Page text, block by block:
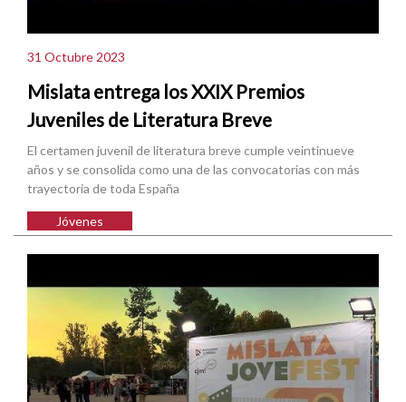
31 Octubre 2023
Mislata entrega los XXIX Premios
Juveniles de Literatura Breve
El certamen juvenil de literatura breve cumple veintinueve
años y se consolida como una de las convocatorias con más
trayectoria de toda España
Jóvenes